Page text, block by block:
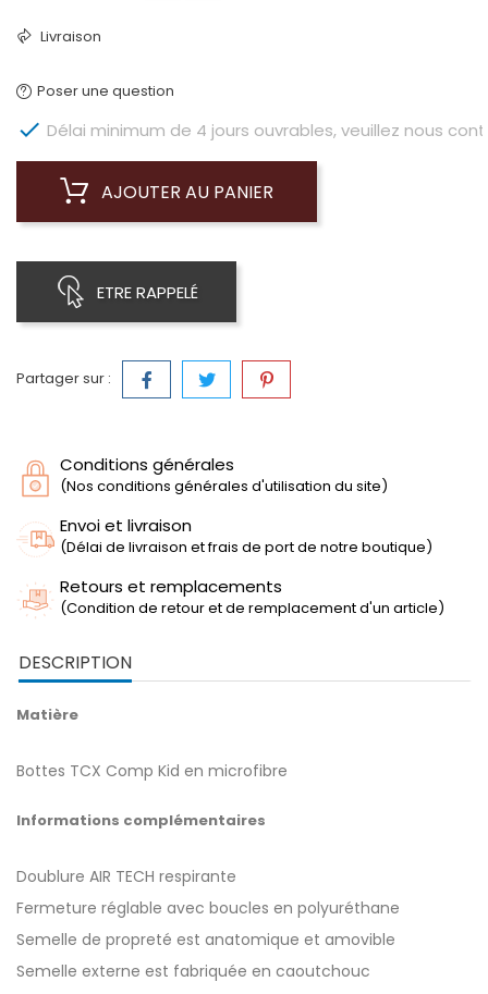
Livraison
Poser une question
 Délai minimum de 4 jours ouvrables, veuillez nous
AJOUTER AU PANIER
ETRE RAPPELÉ
Partager sur :
Conditions générales
(Nos conditions générales d'utilisation du site)
Envoi et livraison
(Délai de livraison et frais de port de notre boutique)
Retours et remplacements
(Condition de retour et de remplacement d'un article)
DESCRIPTION
Matière
Bottes TCX Comp Kid en microfibre
Informations complémentaires
Doublure AIR TECH respirante
Fermeture réglable avec boucles en polyuréthane
Semelle de propreté est anatomique et amovible
Semelle externe est fabriquée en caoutchouc